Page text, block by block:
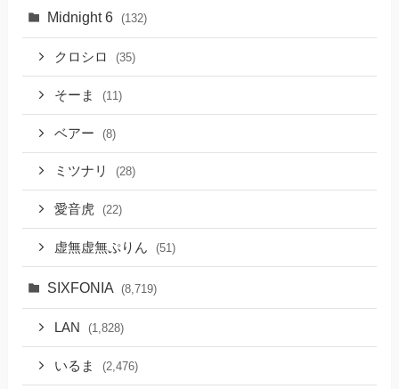
Midnight 6 (132)
クロシロ (35)
そーま (11)
ベアー (8)
ミツナリ (28)
愛音虎 (22)
虚無虚無ぷりん (51)
SIXFONIA (8,719)
LAN (1,828)
いるま (2,476)